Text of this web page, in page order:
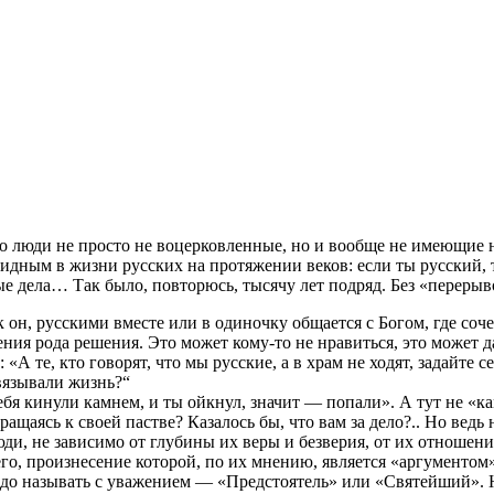
не просто не воцерковленные, но и вообще не имеющие
в жизни русских на протяжении веков: если ты
дела… Так было, повторюсь, тысячу лет подряд. Без
он, русскими вместе или в одиночку общается с Богом, где
рода решения. Это может кому-то не нравиться, это может
те, кто говорят, что мы русские, а в храм не ходят,
жизнь?“
кинули камнем, и ты ойкнул, значит — попали». А тут не
к своей пастве? Казалось бы, что вам за дело?.. Но
не зависимо от глубины их веры и безверия, от их
произнесение которой, по их мнению, является
называть с уважением — «Предстоятель» или